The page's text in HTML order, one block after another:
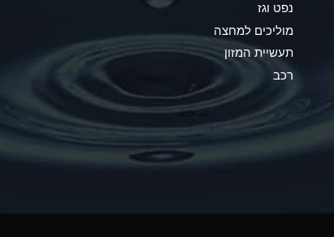
*
A
B
נפט וגז
מוליכים למחצה
תעשיית המזון
רכב